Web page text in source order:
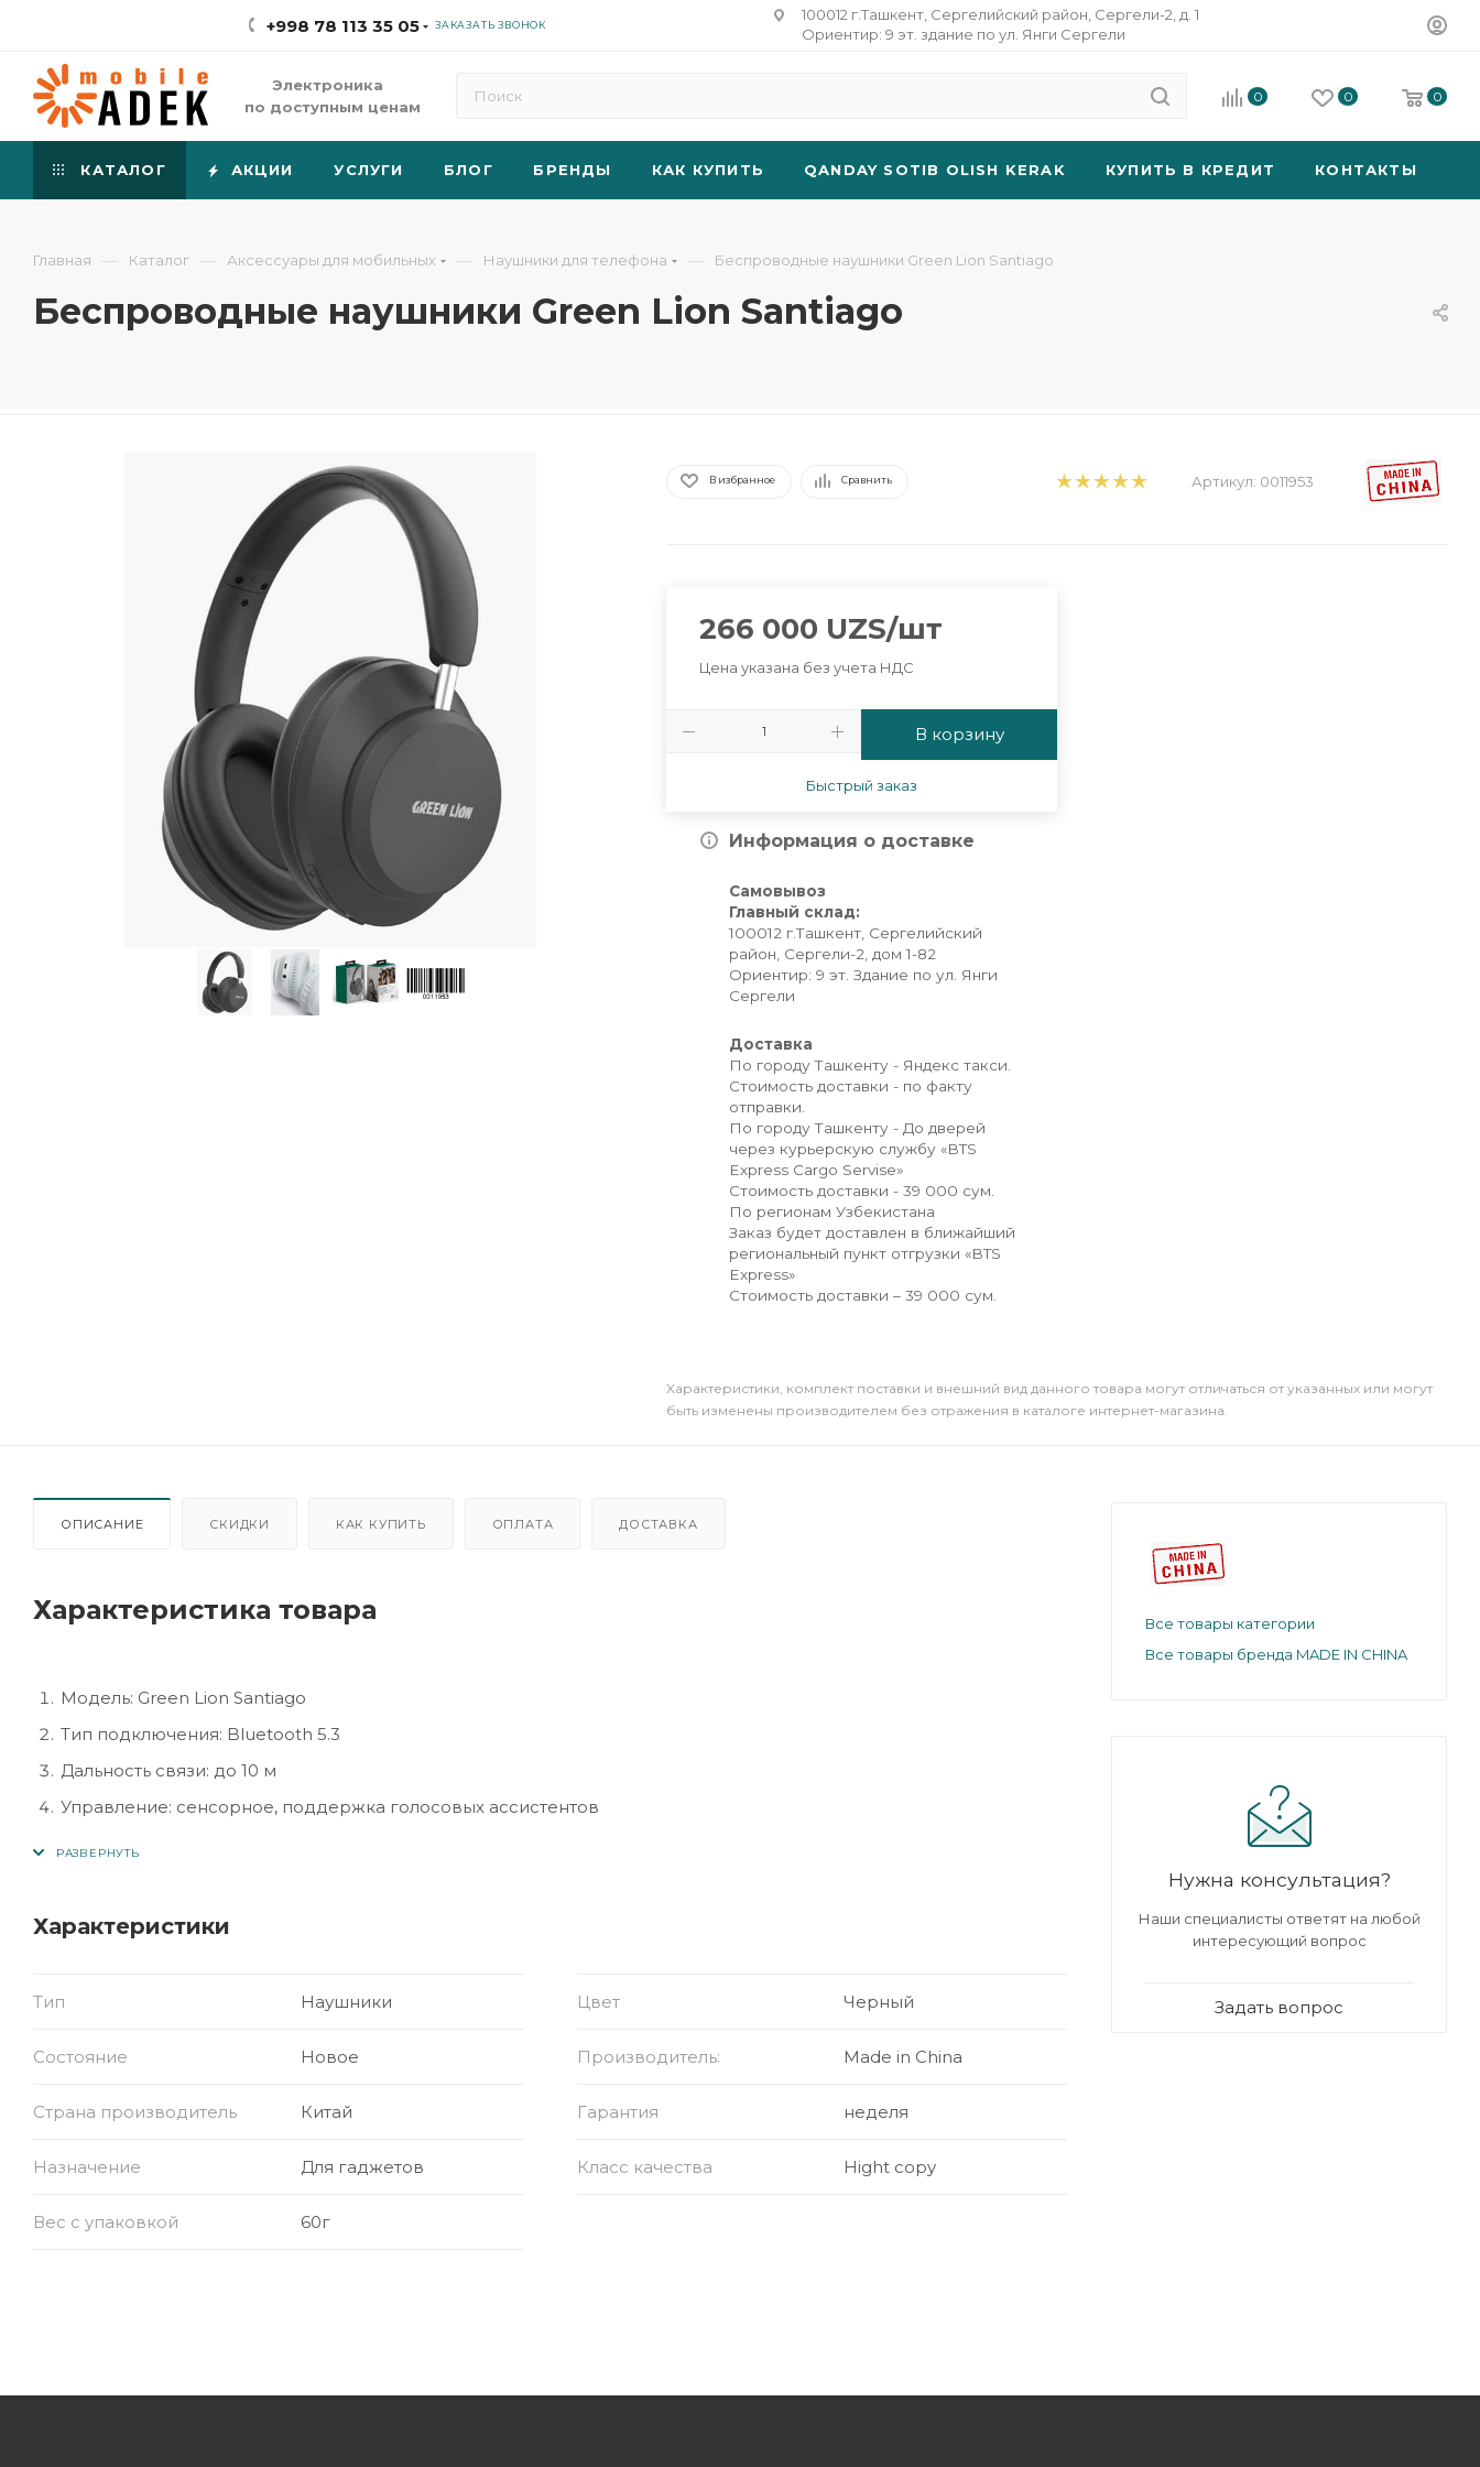
+998 78 113 35 05 ЗАКАЗАТЬ ЗВОНОК
100012 г.Ташкент, Сергелийский район, Сергели-2, д. 1
Ориентир: 9 эт. здание по ул. Янги Сергели
Электроника
по доступным ценам
0 0 0
КАТАЛОГ АКЦИИ УСЛУГИ БЛОГ БРЕНДЫ КАК КУПИТЬ QANDAY SOTIB OLISH KERAK КУПИТЬ В КРЕДИТ КОНТАКТЫ
Главная — Каталог — Аксессуары для мобильных — Наушники для телефона — Беспроводные наушники Green Lion Santiago
Беспроводные наушники Green Lion Santiago
В избранное Сравнить Артикул: 0011953
266 000 UZS/шт
Цена указана без учета НДС
В корзину
Быстрый заказ
Информация о доставке
Самовывоз
Главный склад:
100012 г.Ташкент, Сергелийский
район, Сергели-2, дом 1-82
Ориентир: 9 эт. Здание по ул. Янги
Сергели
Доставка
По городу Ташкенту - Яндекс такси.
Стоимость доставки - по факту
отправки.
По городу Ташкенту - До дверей
через курьерскую службу «BTS
Express Cargo Servise»
Стоимость доставки - 39 000 сум.
По регионам Узбекистана
Заказ будет доставлен в ближайший
региональный пункт отгрузки «BTS
Express»
Стоимость доставки – 39 000 сум.
Xарактеристики, комплект поставки и внешний вид данного товара могут отличаться от указанных или могут
быть изменены производителем без отражения в каталоге интернет-магазина.
ОПИСАНИЕ СКИДКИ КАК КУПИТЬ ОПЛАТА ДОСТАВКА
Характеристика товара
Модель: Green Lion Santiago
Тип подключения: Bluetooth 5.3
Дальность связи: до 10 м
Управление: сенсорное, поддержка голосовых ассистентов
Характеристики
Тип Наушники Цвет Черный
Состояние Новое Производитель: Made in China
Страна производитель Китай Гарантия неделя
Назначение Для гаджетов Класс качества Hight copy
Вес с упаковкой 60г
Все товары категории
Все товары бренда MADE IN CHINA
Нужна консультация?
Наши специалисты ответят на любой
интересующий вопрос
Задать вопрос